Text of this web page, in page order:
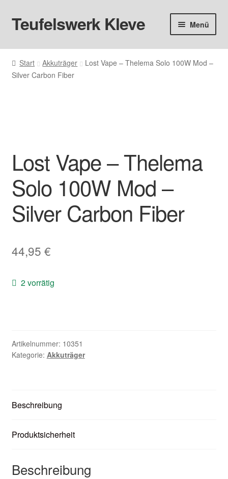
Zur
Navigation
Zum
Inhalt
Teufelswerk Kleve Menü
Startseite
Hardware
Big Puff
Aromen
Basen & Nikotin
Unsere Standorte
Start Akkuträger
Lost Vape – Thelema Solo 100W Mod –
Silver Carbon Fiber
Lost Vape – Thelema
Solo 100W Mod –
Silver Carbon Fiber
44,95 €
2 vorrätig
Artikelnummer: 10351
Kategorie: Akkuträger
Beschreibung
Produktsicherheit
Beschreibung